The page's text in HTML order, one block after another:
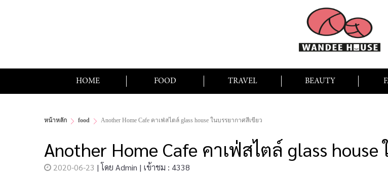
HOME FOOD TRAVEL BEAUTY
หน้าหลัก food Another Home Cafe คาเฟ่สไตล์ glass house ในบรรยากาศสีเขียว
Another Home Cafe คาเฟ่สไตล์ glass house
2020-06-23 | โดย Admin | เข้าชม : 4338